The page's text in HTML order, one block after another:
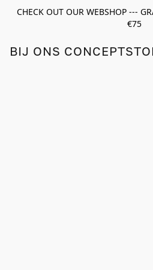
CHECK OUT OUR WEBSHOP ---
€75
BIJ ONS